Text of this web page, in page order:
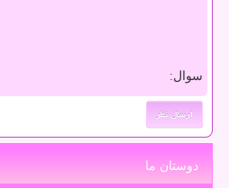
سوال:
دوستان ما